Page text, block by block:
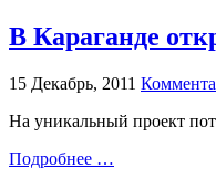
В Караганде
15 Декабрь, 2011
На уникальный проект
Подробнее …